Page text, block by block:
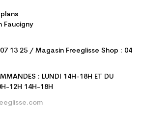
Faucigny
13 25 / Magasin Freeglisse Shop : 04
: LUNDI 14H-18H ET DU
12H 14H-18H